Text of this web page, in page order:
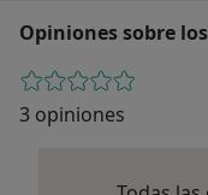
Opiniones sobre
3 opiniones